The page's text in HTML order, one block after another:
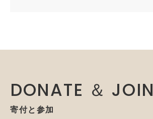
DONATE ＆ JOIN
寄付と参加